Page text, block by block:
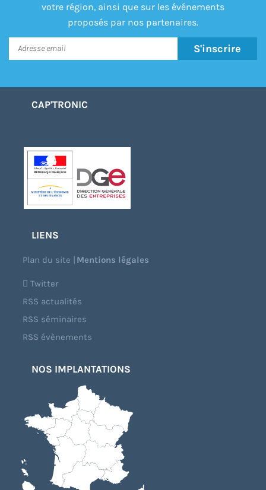
votre région, ainsi que sur les événements
proposés par nos partenaires.
S'inscrire
CAP'TRONIC
LIENS
Plan du site |Mentions légales
Twitter
RSS actualités
RSS séminaires
RSS évènements
NOS IMPLANTATIONS